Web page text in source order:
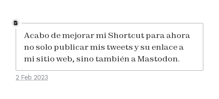
Acabo de mejorar mi Shortcut para ahora
no solo publicar mis tweets y su enlace a
mi sitio web, sino también a Mastodon.
2 Feb 2023